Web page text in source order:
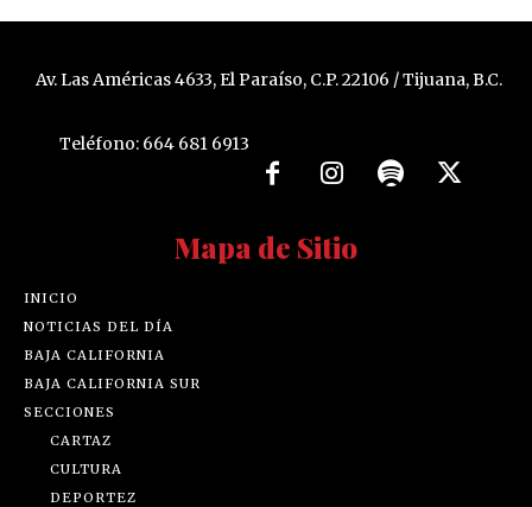
Av. Las Américas 4633, El Paraíso, C.P. 22106 / Tijuana, B.C.
Teléfono: 664 681 6913
Mapa de Sitio
INICIO
NOTICIAS DEL DÍA
BAJA CALIFORNIA
BAJA CALIFORNIA SUR
SECCIONES
CARTAZ
CULTURA
DEPORTEZ